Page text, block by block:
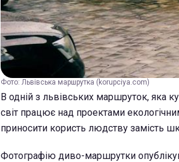
Фото: Львівська маршрутка (korupciya.com)
В одній з львівських маршруток, яка
світ працює над проектами
приносити користь людству замість
Фотографію диво-маршрутки